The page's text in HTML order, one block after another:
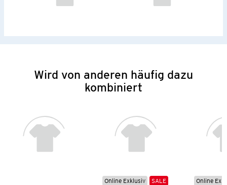
Wird von anderen häufig dazu
kombiniert
Online Exklusiv
SALE
Online